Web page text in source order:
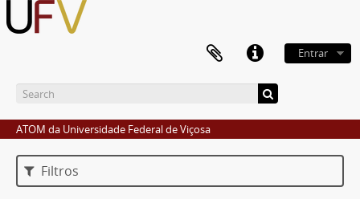
Entrar
ATOM da Universidade Federal de Viçosa
Filtros